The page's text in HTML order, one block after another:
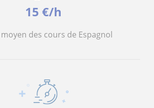
15 €/h
des cours de Espagnol